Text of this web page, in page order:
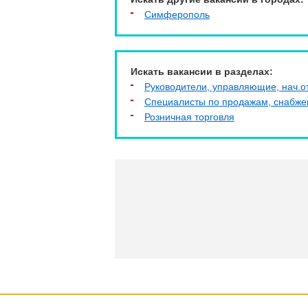
Симферополь
Искать вакансии в разделах:
Руководители, управляющие,
Специалисты по продажам,
Розничная торговля